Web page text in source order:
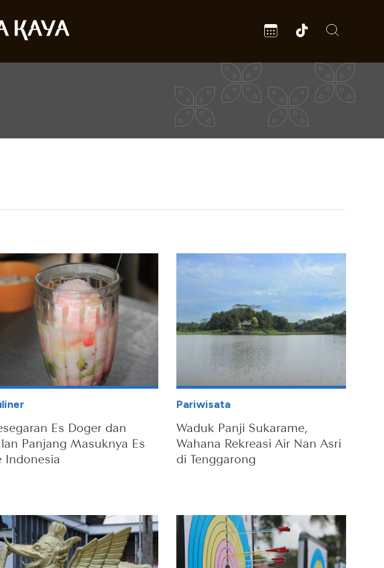
Es Doger dan
Panjang Masuknya Es
Indonesia
Pariwisata
Waduk Panji Sukarame,
Wahana Rekreasi Air Nan Asri
di Tenggarong